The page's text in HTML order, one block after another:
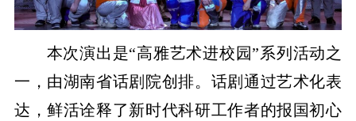
本次演出是“高雅艺术进校园”系列活动之
一，由湖南省话剧院创排。话剧通过艺术化表
达，鲜活诠释了新时代科研工作者的报国初心